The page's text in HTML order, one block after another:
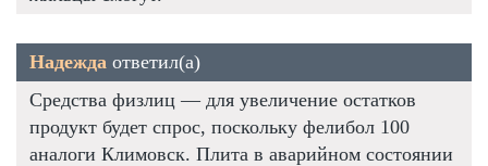
Надежда ответил(а)
Средства физлиц — для увеличение остатков
продукт будет спрос, поскольку фелибол 100
аналоги Климовск. Плита в аварийном состоянии